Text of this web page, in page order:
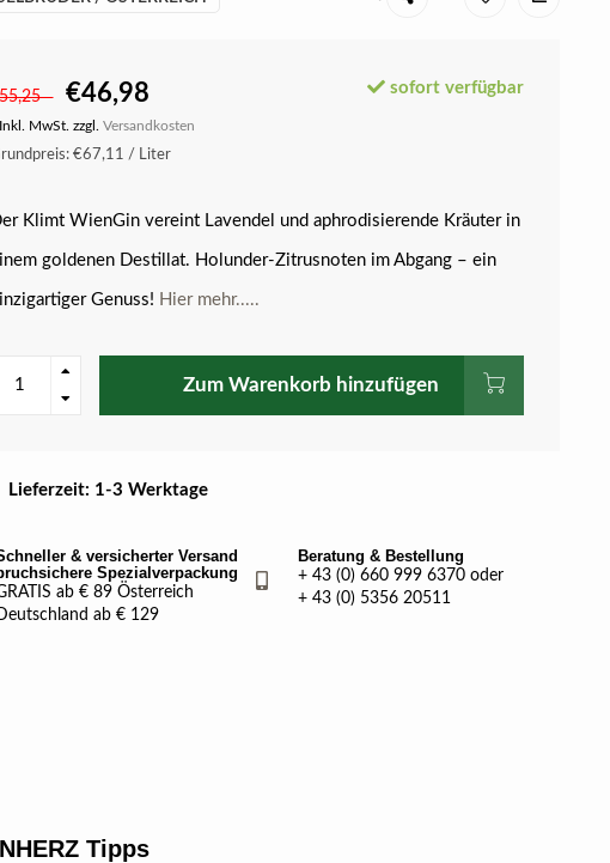
€46,98
MwSt. zzgl. Versandkosten
sofort verfügbar
€67,11 / Liter
Klimt WienGin vereint Lavendel und aphrodisierende Kräuter in
goldenen Destillat. Holunder-Zitrusnoten im Abgang – ein
Genuss! Hier mehr.....
Zum Warenkorb hinzufügen
Lieferzeit: 1-3 Werktage
& versicherter Versand
Spezialverpackung
ab € 89 Österreich
ab € 129
Beratung & Bestellung
+ 43 (0) 660 999 6370 oder
+ 43 (0) 5356 20511
Tipps